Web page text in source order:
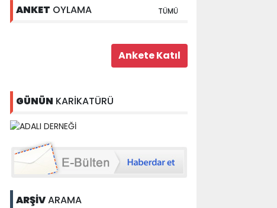
ANKET OYLAMA TÜMÜ
GÜNÜN KARİKATÜRÜ
ARŞİVARAMA